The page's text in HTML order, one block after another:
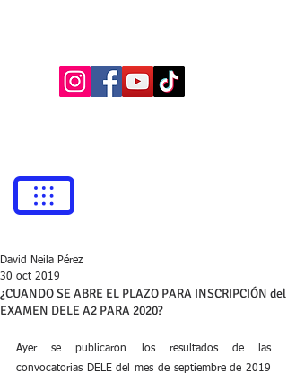
¿CUANDO SE ABRE EL PLAZO PARA INSCRIPCIÓN del
EXAMEN DELE A2 PARA 2020?
David Neila Pérez
30 oct 2019
Ayer se publicaron los resultados de las
convocatorias DELE del mes de septiembre de 2019